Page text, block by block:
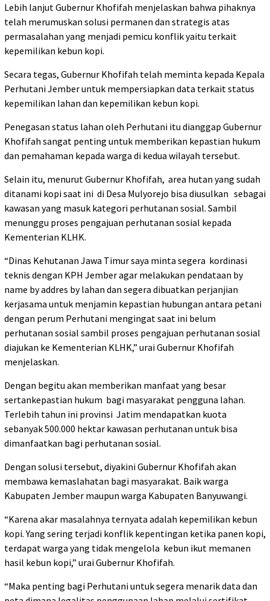
Lebih lanjut Gubernur Khofifah menjelaskan bahwa pihaknya
telah merumuskan solusi permanen dan strategis atas
permasalahan yang menjadi pemicu konflik yaitu terkait
kepemilikan kebun kopi.
Secara tegas, Gubernur Khofifah telah meminta kepada Kepala
Perhutani Jember untuk mempersiapkan data terkait status
kepemilikan lahan dan kepemilikan kebun kopi.
Penegasan status lahan oleh Perhutani itu dianggap Gubernur
Khofifah sangat penting untuk memberikan kepastian hukum
dan pemahaman kepada warga di kedua wilayah tersebut.
Selain itu, menurut Gubernur Khofifah, area hutan yang sudah
ditanami kopi saat ini di Desa Mulyorejo bisa diusulkan sebagai
kawasan yang masuk kategori perhutanan sosial. Sambil
menunggu proses pengajuan perhutanan sosial kepada
Kementerian KLHK.
“Dinas Kehutanan Jawa Timur saya minta segera kordinasi
teknis dengan KPH Jember agar melakukan pendataan by
name by addres by lahan dan segera dibuatkan perjanjian
kerjasama untuk menjamin kepastian hubungan antara petani
dengan perum Perhutani mengingat saat ini belum
perhutanan sosial sambil proses pengajuan perhutanan sosial
diajukan ke Kementerian KLHK,” urai Gubernur Khofifah
menjelaskan.
Dengan begitu akan memberikan manfaat yang besar
sertankepastian hukum bagi masyarakat pengguna lahan.
Terlebih tahun ini provinsi Jatim mendapatkan kuota
sebanyak 500.000 hektar kawasan perhutanan untuk bisa
dimanfaatkan bagi perhutanan sosial.
Dengan solusi tersebut, diyakini Gubernur Khofifah akan
membawa kemaslahatan bagi masyarakat. Baik warga
Kabupaten Jember maupun warga Kabupaten Banyuwangi.
“Karena akar masalahnya ternyata adalah kepemilikan kebun
kopi. Yang sering terjadi konflik kepentingan ketika panen kopi,
terdapat warga yang tidak mengelola kebun ikut memanen
hasil kebun kopi,” urai Gubernur Khofifah.
“Maka penting bagi Perhutani untuk segera menarik data dan